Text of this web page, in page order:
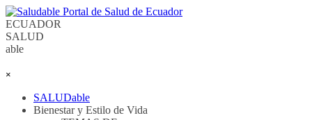
Vaya al Contenido
ECUADOR
SALUD
able
×
SALUDable
Bienestar y Estilo de Vida